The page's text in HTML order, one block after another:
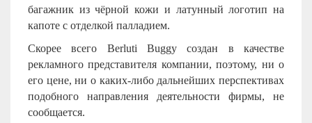
багажник из чёрной кожи и латунный логотип на
капоте с отделкой палладием.
Скорее всего Berluti Buggy создан в качестве
рекламного представителя компании, поэтому, ни о
его цене, ни о каких-либо дальнейших перспективах
подобного направления деятельности фирмы, не
сообщается.